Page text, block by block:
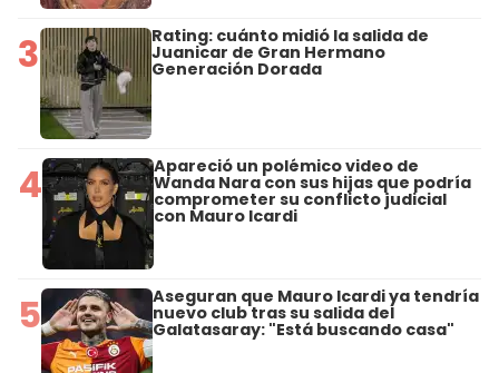
3 Rating: cuánto midió la salida de
Juanicar de Gran Hermano
Generación Dorada
4 Apareció un polémico video de
Wanda Nara con sus hijas que podría
comprometer su conflicto judicial
con Mauro Icardi
5 Aseguran que Mauro Icardi ya tendría
nuevo club tras su salida del
Galatasaray: "Está buscando casa"